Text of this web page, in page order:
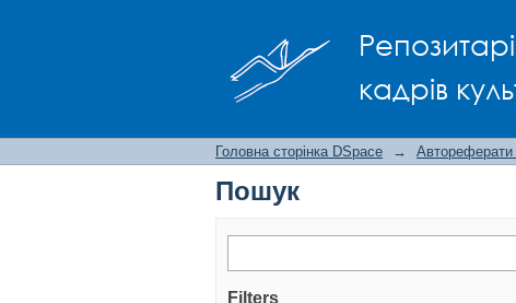
кадрів
Головна сторінка DSpace → Автореферати
Пошук
Filters